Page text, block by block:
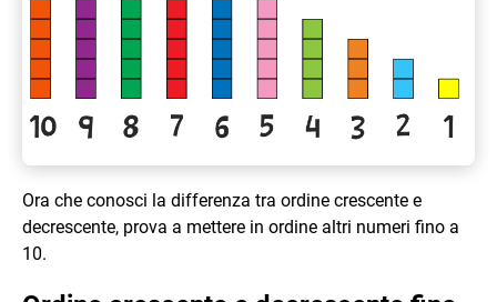
Ora che conosci la differenza tra ordine crescente e
decrescente, prova a mettere in ordine altri numeri fino a
10.